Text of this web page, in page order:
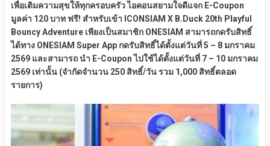
เพื่อเติมความสุขให้ทุกครอบครัว ไอคอนสยามใจดีแจก E-Coupon
มูลค่า 120 บาท ฟรี! สำหรับเข้า ICONSIAM X B.Duck 20th Playful
Bouncy Adventure เพียงเป็นสมาชิก ONESIAM สามารถกดรับสิทธิ์
ได้ทาง ONESIAM Super App กดรับสิทธิ์ได้ตั้งแต่วันที่ 5 – 8 มกราคม
2569 และสามารถ นำ E-Coupon ไปใช้ได้ตั้งแต่วันที่ 7 – 10 มกราคม
2569 เท่านั้น (จำกัดจำนวน 250 สิทธิ์/วัน รวม 1,000 สิทธิ์ตลอด
รายการ)